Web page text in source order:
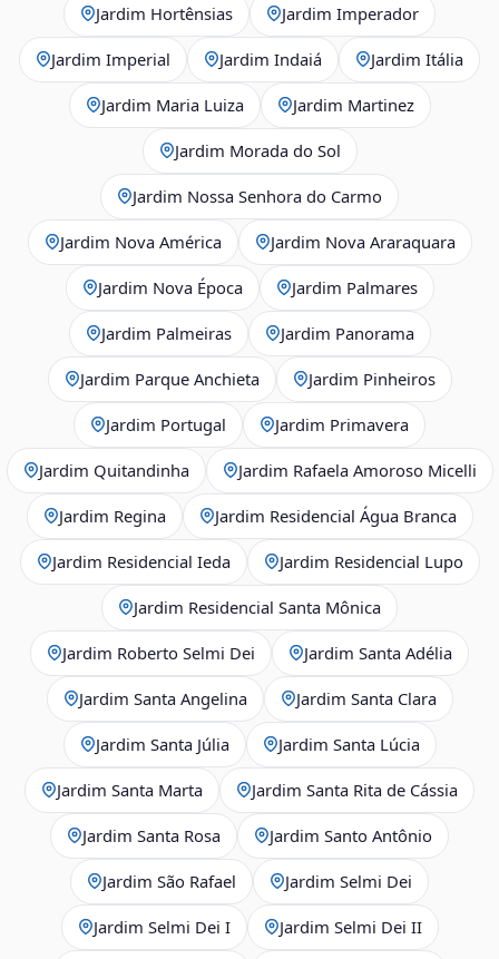
Jardim Hortênsias Jardim Imperador
Jardim Imperial Jardim Indaiá Jardim Itália
Jardim Maria Luiza Jardim Martinez
Jardim Morada do Sol
Jardim Nossa Senhora do Carmo
Jardim Nova América Jardim Nova Araraquara
Jardim Nova Época Jardim Palmares
Jardim Palmeiras Jardim Panorama
Jardim Parque Anchieta Jardim Pinheiros
Jardim Portugal Jardim Primavera
Jardim Quitandinha Jardim Rafaela Amoroso Micelli
Jardim Regina Jardim Residencial Água Branca
Jardim Residencial Ieda Jardim Residencial Lupo
Jardim Residencial Santa Mônica
Jardim Roberto Selmi Dei Jardim Santa Adélia
Jardim Santa Angelina Jardim Santa Clara
Jardim Santa Júlia Jardim Santa Lúcia
Jardim Santa Marta Jardim Santa Rita de Cássia
Jardim Santa Rosa Jardim Santo Antônio
Jardim São Rafael Jardim Selmi Dei
Jardim Selmi Dei I Jardim Selmi Dei II